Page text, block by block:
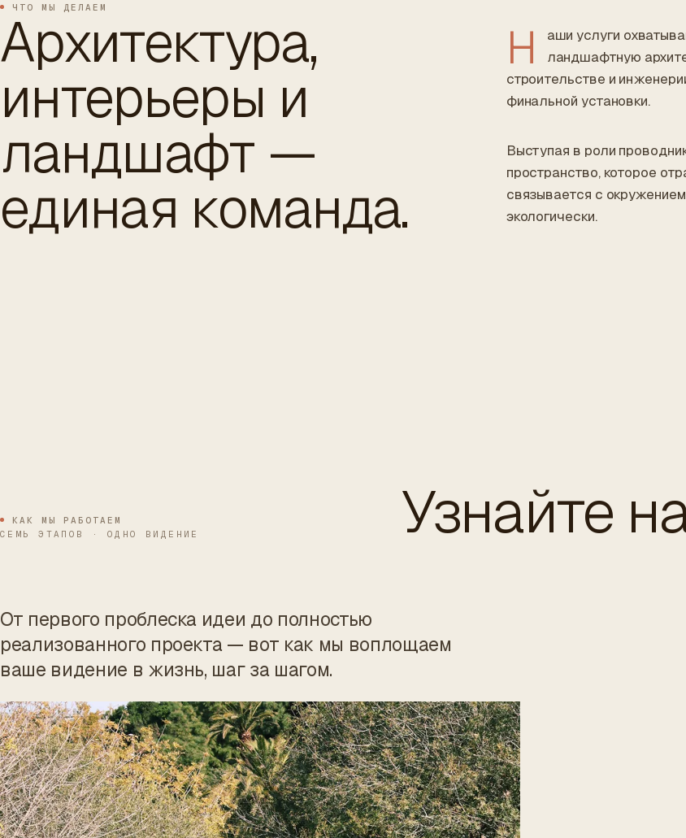
ЧТО МЫ ДЕЛАЕМ
Архитектура,
интерьеры и
ландшафт —
единая команда.
Н
аши услуги
ландшафтную
строительстве и
финальной установки.
Выступая в роли
пространство, которое
связывается с
экологически.
КАК МЫ РАБОТАЕМ
СЕМЬ ЭТАПОВ · ОДНО ВИДЕНИЕ
Узнайте
От первого проблеска идеи до полностью
реализованного проекта — вот как мы воплощаем
ваше видение в жизнь, шаг за шагом.